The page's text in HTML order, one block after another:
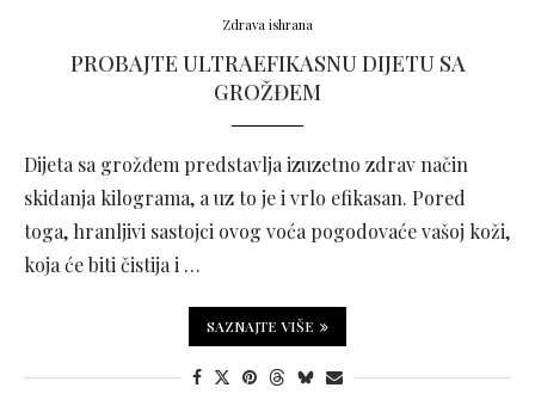
Zdrava ishrana
PROBAJTE ULTRAEFIKASNU DIJETU SA
GROŽĐEM
Dijeta sa grožđem predstavlja izuzetno zdrav način
skidanja kilograma, a uz to je i vrlo efikasan. Pored
toga, hranljivi sastojci ovog voća pogodovaće vašoj koži,
koja će biti čistija i …
SAZNAJTE VIŠE